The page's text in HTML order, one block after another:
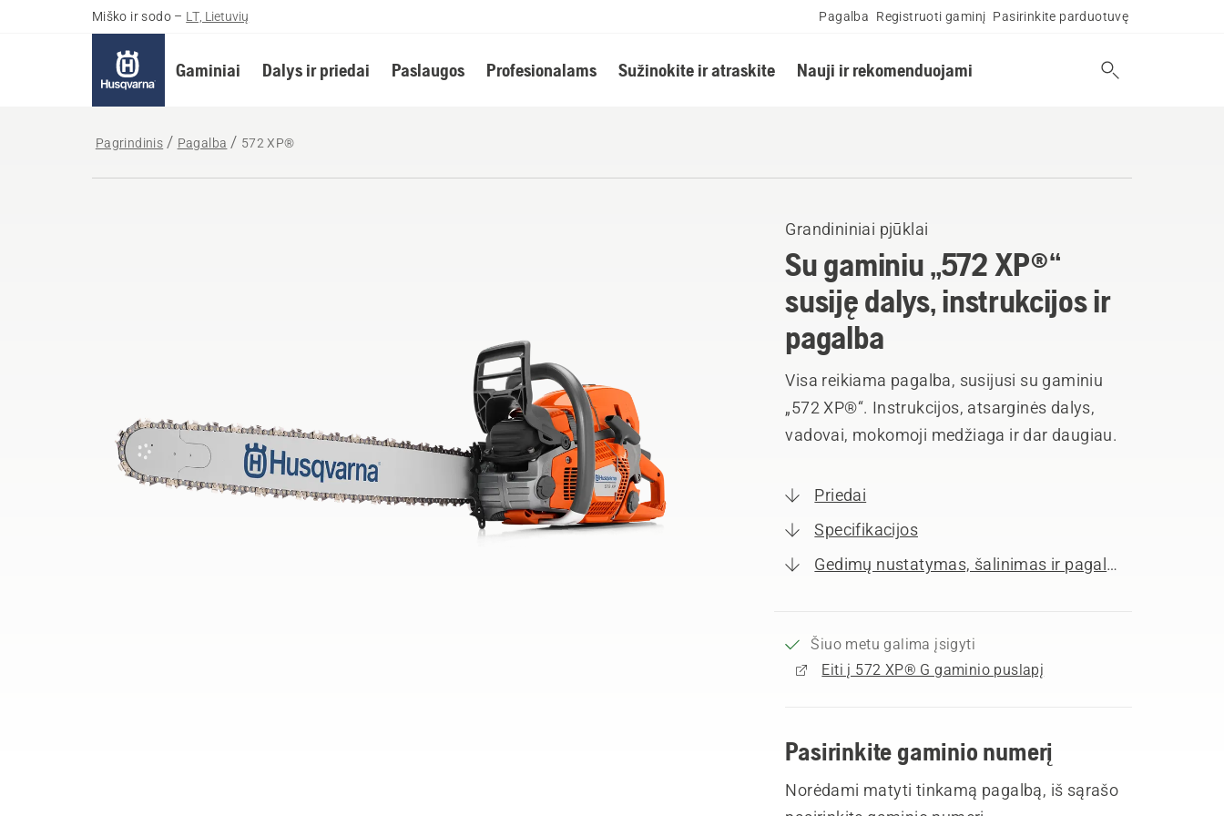
Miško ir sodo – LT, Lietuvių Pagalba Registruoti gaminį Pasirinkite parduotuvę
Gaminiai Dalys ir priedai Paslaugos Profesionalams Sužinokite ir atraskite Nauji ir rekomenduojami
Pagrindinis Pagalba 572 XP®
Grandininiai pjūklai
Su gaminiu „572 XP®“
susiję dalys, instrukcijos ir
pagalba
Visa reikiama pagalba, susijusi su gaminiu
„572 XP®“. Instrukcijos, atsarginės dalys,
vadovai, mokomoji medžiaga ir dar daugiau.
Priedai
Specifikacijos
Gedimų nustatymas, šalinimas ir pagalba
Šiuo metu galima įsigyti
Eiti į 572 XP® G gaminio puslapį
Pasirinkite gaminio numerį
Norėdami matyti tinkamą pagalbą, iš sąrašo